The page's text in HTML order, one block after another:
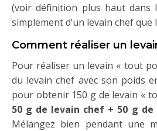
(voir définition plus haut dans
simplement d’un levain chef que
Comment réaliser un
Pour réaliser un levain « tout
du levain chef avec son poids
pour obtenir 150 g de levain «
50 g de levain chef + 50 g de
Mélangez bien pendant une